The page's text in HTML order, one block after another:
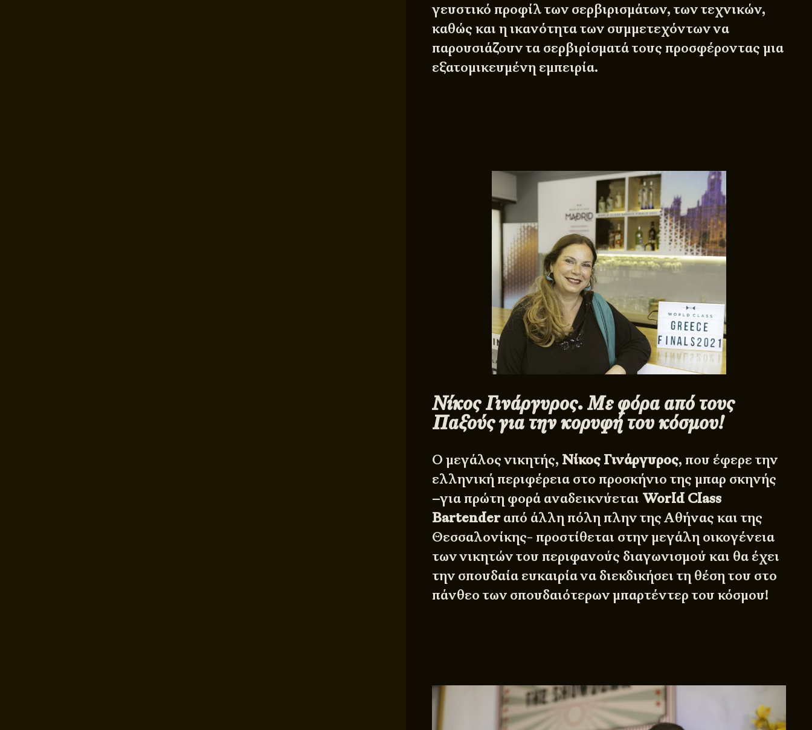
γευστικό προφίλ των σερβιρισμάτων, των τεχνικών,
καθώς και η ικανότητα των συμμετεχόντων να
παρουσιάζουν τα σερβιρίσματά τους προσφέροντας μια
εξατομικευμένη εμπειρία.
Νίκος Γινάργυρος. Με φόρα από τους
Παξούς για την κορυφή του κόσμου!
Ο μεγάλος νικητής, Νίκος Γινάργυρος, που έφερε την
ελληνική περιφέρεια στο προσκήνιο της μπαρ σκηνής
–για πρώτη φορά αναδεικνύεται World Class
Bartenderαπό άλλη πόλη πλην της Αθήνας και της
Θεσσαλονίκης- προστίθεται στην μεγάλη οικογένεια
των νικητών του περιφανούς διαγωνισμού και θα έχει
την σπουδαία ευκαιρία να διεκδικήσει τη θέση του στο
πάνθεο των σπουδαιότερων μπαρτέντερ του κόσμου!